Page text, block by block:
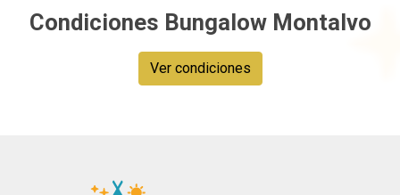
Condiciones Bungalow Montalvo
Ver condiciones